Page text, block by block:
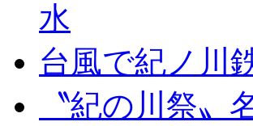
水
台風で紀ノ川
〝紀の川祭